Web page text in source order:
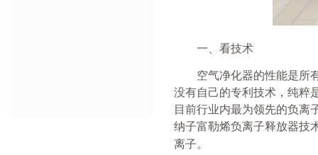
一、 看技术
空气净化器的性能是所
没有自己的专利技术，纯粹
目前行业内最为领先的负离
纳子富勒烯负离子释放器技
离子。